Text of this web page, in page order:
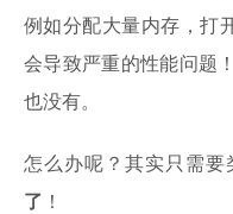
例如分配大量内存，打
会导致严重的性能问题
也没有。
怎么办呢？其实只需要
了 ！